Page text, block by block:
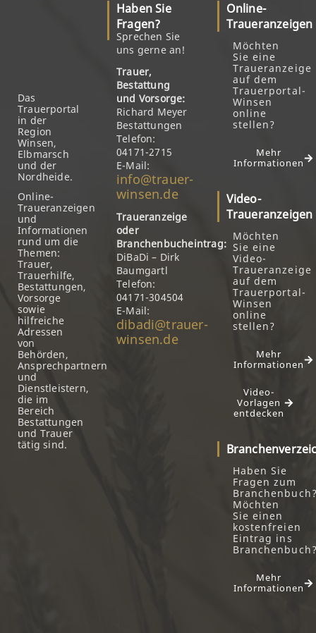
Das
Trauerportal
in der
Region
Winsen,
Elbmarsch
und der
Nordheide.
Online-
Traueranzeigen
und
Informationen
rund um die
Themen:
Trauer,
Trauerhilfe,
Bestattungen,
Vorsorge
sowie
hilfreiche
Adressen
von
Behörden,
Ansprechpartnern
und
Dienstleistern,
die im
Bereich
Bestattungen
und Trauer
tätig sind.
Haben Sie
Fragen?
Sprechen Sie
uns gerne an!
Trauer,
Bestattung
und Vorsorge:
Richard Meyer
Bestattungen
Telefon:
04171-2715
E-Mail:
info@trauer-
winsen.de
Traueranzeige
oder
Branchenbucheintrag:
DiBaDi – Dirk
Baumgartl
Telefon:
04171-304504
E-Mail:
dibadi@trauer-
winsen.de
Online-
Traueranzeigen
Möchten
Sie eine
Traueranzeige
auf dem
Trauerportal-
Winsen
online
stellen?
Mehr
Informationen
Video-
Traueranzeigen
Möchten
Sie eine
Video-
Traueranzeige
auf dem
Trauerportal-
Winsen
online
stellen?
Mehr
Informationen
Video-
Vorlagen
entdecken
Haben Sie
Fragen zum
Möchten
Sie einen
kostenfreien
Eintrag ins
Mehr
Informationen